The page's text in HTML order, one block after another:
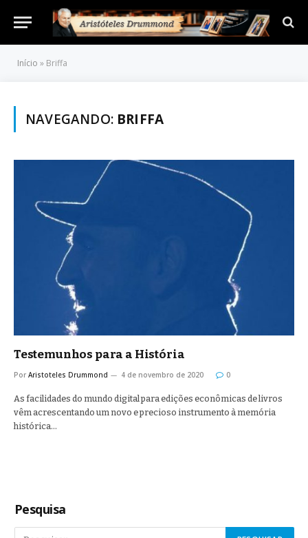
Início » Briffa
NAVEGANDO: BRIFFA
Testemunhos para a História
Por Aristoteles Drummond 4 de novembro de 2020 0
As facilidades do mundo digital para edições econômicas de livros
vêm acrescentando um novo e precioso instrumento à memória
histórica…
Pesquisa